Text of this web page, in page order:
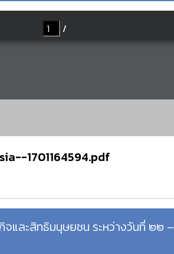
1701164594.pdf
กิจและสิทธิมนุษยชน ระหว่างวันที่